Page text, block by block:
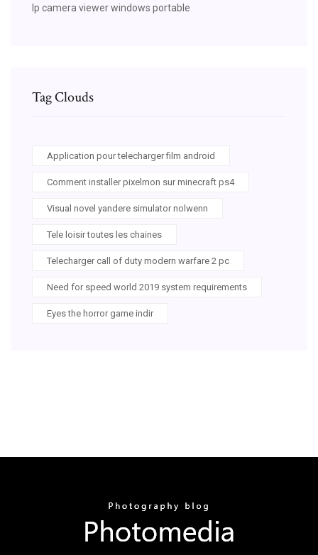
Ip camera viewer windows portable
Tag Clouds
Application pour telecharger film android
Comment installer pixelmon sur minecraft ps4
Visual novel yandere simulator nolwenn
Tele loisir toutes les chaines
Telecharger call of duty modern warfare 2 pc
Need for speed world 2019 system requirements
Eyes the horror game indir